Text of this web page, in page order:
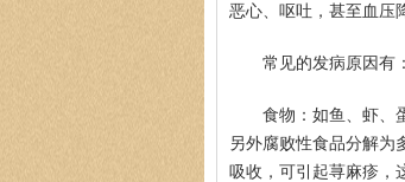
恶心、呕吐，甚至血压
常见的发病原因有：
食物：如鱼、虾、
另外腐败性食品分解为
吸收，可引起荨麻疹，